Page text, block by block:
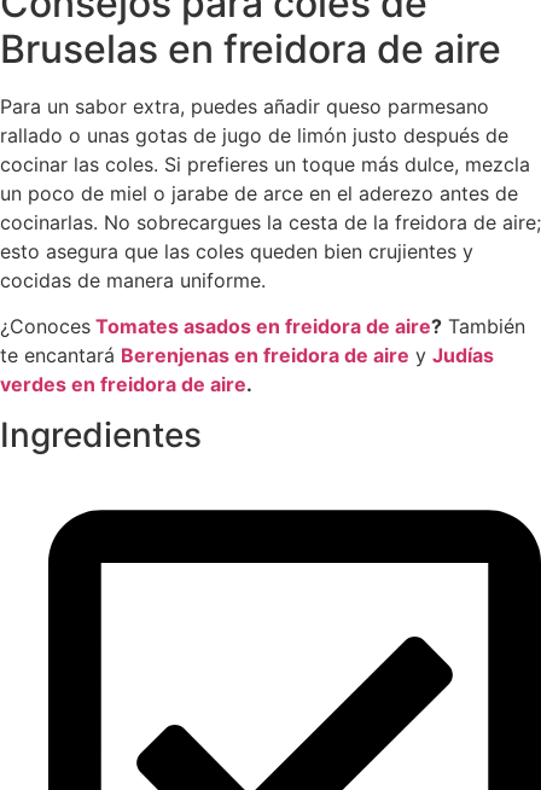
Bruselas en freidora de aire
Para un sabor extra, puedes añadir queso parmesano
rallado o unas gotas de jugo de limón justo después de
cocinar las coles. Si prefieres un toque más dulce, mezcla
un poco de miel o jarabe de arce en el aderezo antes de
cocinarlas. No sobrecargues la cesta de la freidora de aire;
esto asegura que las coles queden bien crujientes y
cocidas de manera uniforme.
¿Conoces Tomates asados en freidora de aire? También
te encantará Berenjenas en freidora de aire y Judías
verdes en freidora de aire.
Ingredientes